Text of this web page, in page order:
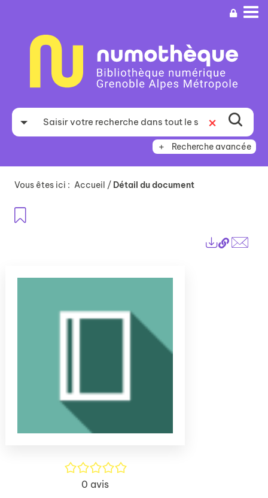
recherche
Recherche avancée
Vous êtes ici : Accueil / Détail du document
Lien
/5
0 avis